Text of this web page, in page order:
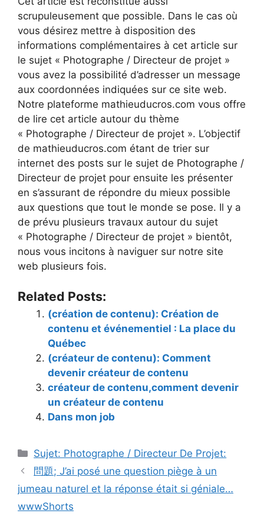
scrupuleusement que possible. Dans le cas où
vous désirez mettre à disposition des
informations complémentaires à cet article sur
le sujet « Photographe / Directeur de projet »
vous avez la possibilité d’adresser un message
aux coordonnées indiquées sur ce site web.
Notre plateforme mathieuducros.com vous offre
de lire cet article autour du thème
« Photographe / Directeur de projet ». L’objectif
de mathieuducros.com étant de trier sur
internet des posts sur le sujet de Photographe /
Directeur de projet pour ensuite les présenter
en s’assurant de répondre du mieux possible
aux questions que tout le monde se pose. Il y a
de prévu plusieurs travaux autour du sujet
« Photographe / Directeur de projet » bientôt,
nous vous incitons à naviguer sur notre site
web plusieurs fois.
Related Posts:
(création de contenu): Création de
contenu et événementiel : La place du
Québec
(créateur de contenu): Comment
devenir créateur de contenu
créateur de contenu,comment devenir
un créateur de contenu
Dans mon job
Catégories
Sujet: Photographe / Directeur De Projet:
問題; J’ai posé une question piège à un
jumeau naturel et la réponse était si géniale…
wwwShorts